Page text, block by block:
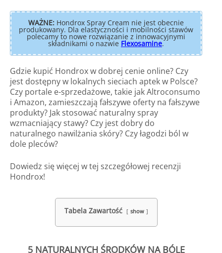
WAŻNE: Hondrox Spray Cream nie jest obecnie
produkowany. Dla elastyczności i mobilności stawów
polecamy to nowe rozwiązanie z innowacyjnymi
składnikami o nazwie Flexosamine.
Gdzie kupić Hondrox w dobrej cenie online? Czy
jest dostępny w lokalnych sieciach aptek w Polsce?
Czy portale e-sprzedażowe, takie jak Altroconsumo
i Amazon, zamieszczają fałszywe oferty na fałszywe
produkty? Jak stosować naturalny spray
wzmacniający stawy? Czy jest dobry do
naturalnego nawilżania skóry? Czy łagodzi ból w
dole pleców?
Dowiedz się więcej w tej szczegółowej recenzji
Hondrox!
Tabela Zawartość show
5 NATURALNYCH ŚRODKÓW NA BÓLE